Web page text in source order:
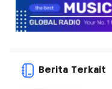
Berita Terkait